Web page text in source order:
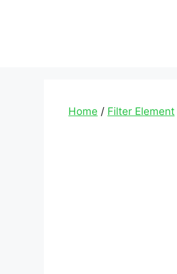
Home / Filter Element